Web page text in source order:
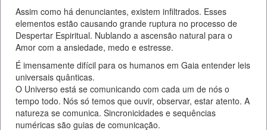
Assim como há denunciantes, existem infiltrados. Esses
elementos estão causando grande ruptura no processo de
Despertar Espiritual. Nublando a ascensão natural para o
Amor com a ansiedade, medo e estresse.
É imensamente difícil para os humanos em Gaia entender leis
universais quânticas.
O Universo está se comunicando com cada um de nós o
tempo todo. Nós só temos que ouvir, observar, estar atento. A
natureza se comunica. Sincronicidades e sequências
numéricas são guias de comunicação.